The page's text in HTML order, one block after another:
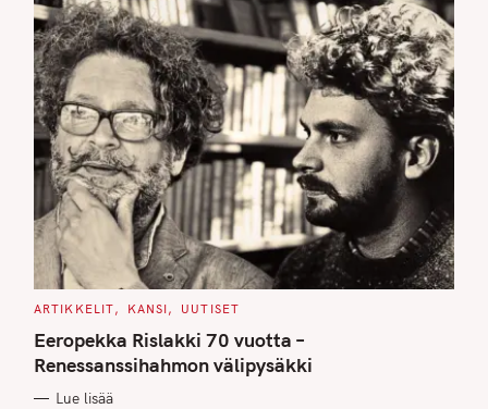
C
T
E
G
O
I
ARTIKKELIT KANSI UUTISET
Eeropekka Rislakki 70 vuotta –
Renessanssihahmon välipysäkki
Lue lisää